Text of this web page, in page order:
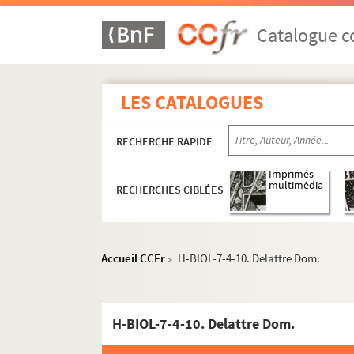
Catalogue
LES CATALOGUES
RECHERCHE RAPIDE
RECHERCHES CIBLÉES
Imprimés
multimédia
Accueil CCFr > H-BIOL-7-4-10. Delattre Dom.
H-BIOL-7-4-10. Delattre Dom.
H-BIOL. Biographies de personnages lillois
H-BIOL-4. Carlez à Colpaert
H-BIOL-5. Collin à Darcy